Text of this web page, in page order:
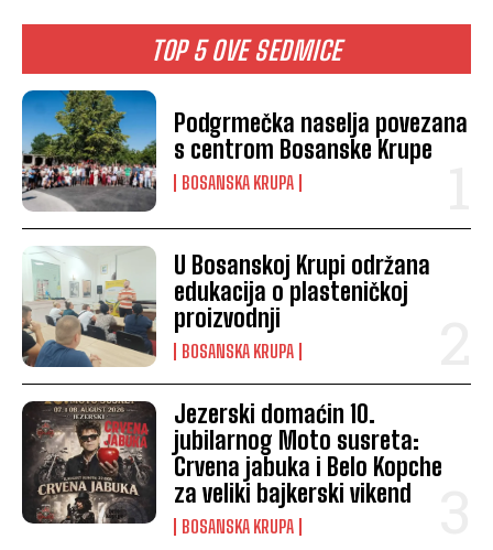
TOP 5 OVE SEDMICE
Podgrmečka naselja povezana
s centrom Bosanske Krupe
BOSANSKA KRUPA
U Bosanskoj Krupi održana
edukacija o plasteničkoj
proizvodnji
BOSANSKA KRUPA
Jezerski domaćin 10.
jubilarnog Moto susreta:
Crvena jabuka i Belo Kopche
za veliki bajkerski vikend
BOSANSKA KRUPA